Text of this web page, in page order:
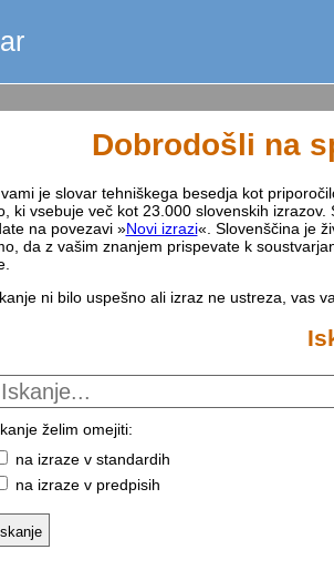
Dobrodošli na
je slovar tehniškega besedja kot
ki vsebuje več kot 23.000 slovenskih
na povezavi »Novi izrazi«. Slovenščina je
da z vašim znanjem prispevate k
ni bilo uspešno ali izraz ne ustreza, vas
želim omejiti:
na izraze v standardih
na izraze v predpisih